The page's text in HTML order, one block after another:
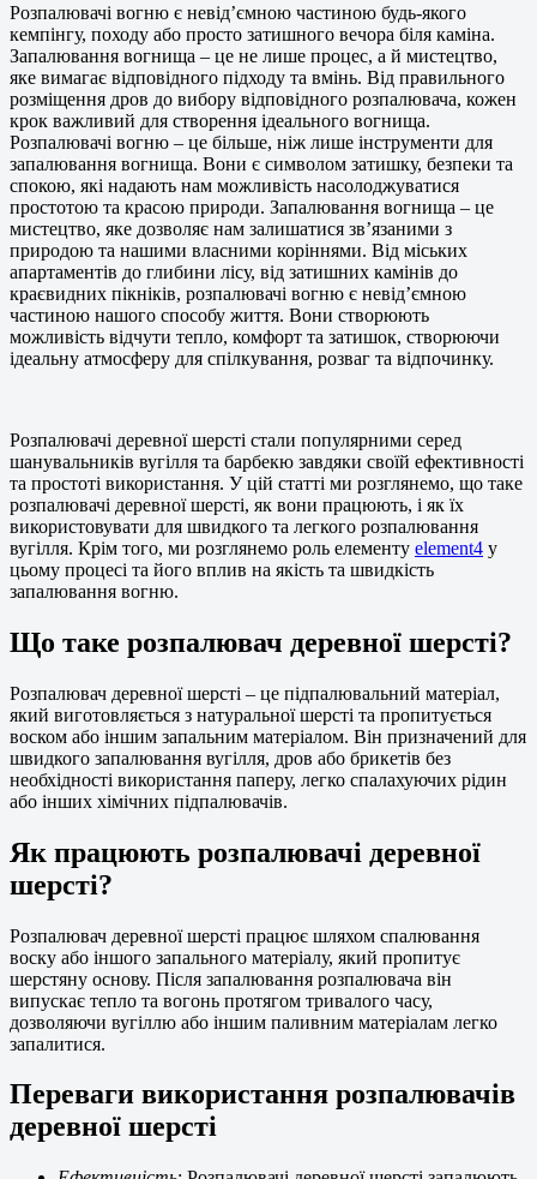
Розпалювачі вогню є невід’ємною частиною будь-якого
кемпінгу, походу або просто затишного вечора біля каміна.
Запалювання вогнища – це не лише процес, а й мистецтво,
яке вимагає відповідного підходу та вмінь. Від правильного
розміщення дров до вибору відповідного розпалювача, кожен
крок важливий для створення ідеального вогнища.
Розпалювачі вогню – це більше, ніж лише інструменти для
запалювання вогнища. Вони є символом затишку, безпеки та
спокою, які надають нам можливість насолоджуватися
простотою та красою природи. Запалювання вогнища – це
мистецтво, яке дозволяє нам залишатися зв’язаними з
природою та нашими власними коріннями. Від міських
апартаментів до глибини лісу, від затишних камінів до
краєвидних пікніків, розпалювачі вогню є невід’ємною
частиною нашого способу життя. Вони створюють
можливість відчути тепло, комфорт та затишок, створюючи
ідеальну атмосферу для спілкування, розваг та відпочинку.
Розпалювачі деревної шерсті стали популярними серед
шанувальників вугілля та барбекю завдяки своїй ефективності
та простоті використання. У цій статті ми розглянемо, що таке
розпалювачі деревної шерсті, як вони працюють, і як їх
використовувати для швидкого та легкого розпалювання
вугілля. Крім того, ми розглянемо роль елементу element4 у
цьому процесі та його вплив на якість та швидкість
запалювання вогню.
Що таке розпалювач деревної шерсті?
Розпалювач деревної шерсті – це підпалювальний матеріал,
який виготовляється з натуральної шерсті та пропитується
воском або іншим запальним матеріалом. Він призначений для
швидкого запалювання вугілля, дров або брикетів без
необхідності використання паперу, легко спалахуючих рідин
або інших хімічних підпалювачів.
Як працюють розпалювачі деревної
шерсті?
Розпалювач деревної шерсті працює шляхом спалювання
воску або іншого запального матеріалу, який пропитує
шерстяну основу. Після запалювання розпалювача він
випускає тепло та вогонь протягом тривалого часу,
дозволяючи вугіллю або іншим паливним матеріалам легко
запалитися.
Переваги використання розпалювачів
деревної шерсті